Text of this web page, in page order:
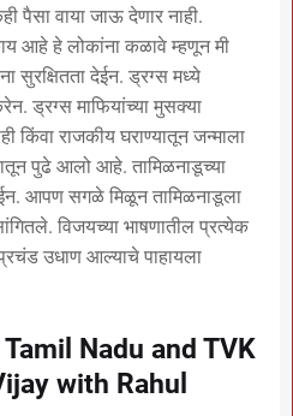
पैसा वाया जाऊ देणार नाही.
आहे हे लोकांना कळावे म्हणून मी
सुरक्षितता देईन. ड्रग्स मध्ये
ड्रग्स माफियांच्या मुसक्या
किंवा राजकीय घराण्यातून जन्माला
पुढे आलो आहे. तामिळनाडूच्या
आपण सगळे मिळून तामिळनाडूला
विजयच्या भाषणातील प्रत्येक
उधाण आल्याचे पाहायला
Nadu and TVK
with Rahul